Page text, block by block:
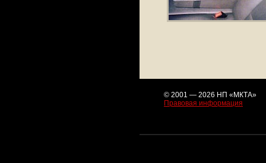
© 2001 — 2026 НП «МКТА»
Правовая информация